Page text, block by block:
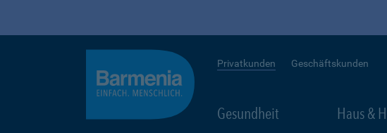
Privatkunden Geschäftskunden
Gesundheit Haus &